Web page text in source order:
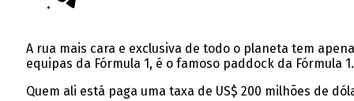
A rua mais cara e exclusiva de todo o planeta tem
equipas da Fórmula 1, é o famoso paddock da Fórmula 1.
Quem ali está paga uma taxa de US$ 200 milhões de